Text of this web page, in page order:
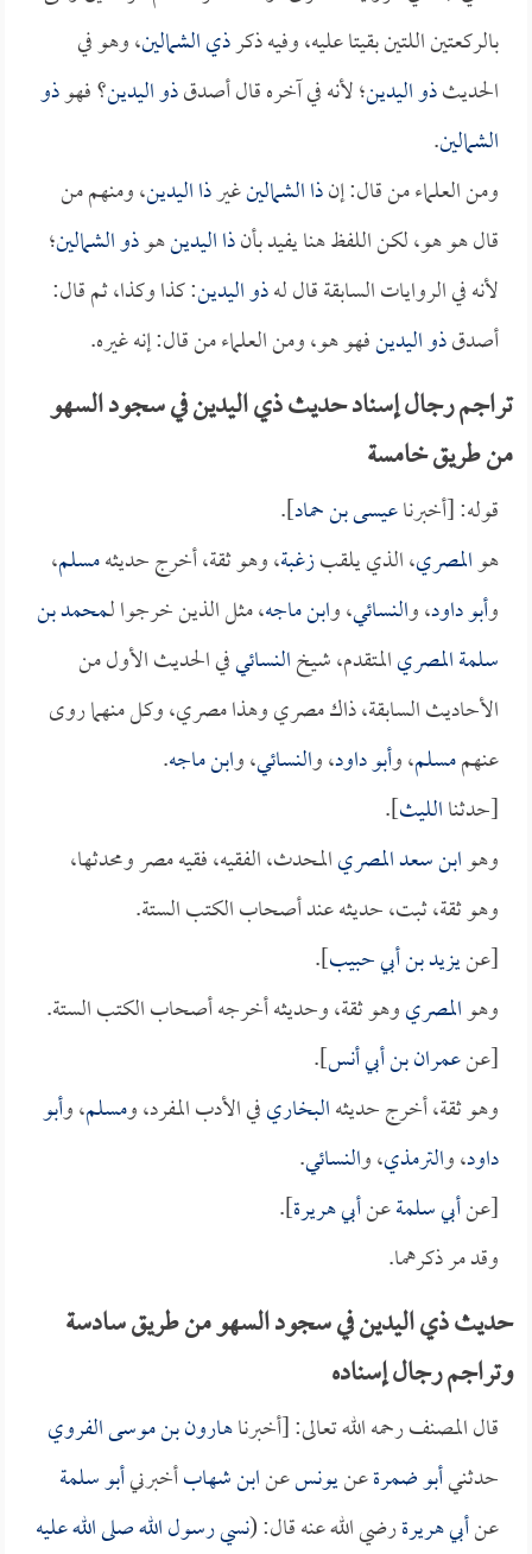
بالركعتين اللتين بقيتا عليه، وفيه ذكرذي الشمالين، وهو في
الحديثذو اليدين؛ لأنه في آخره قال أصدقذو اليدين؟ فهوذو
الشمالين.
ومن العلماء من قال: إنذا الشمالينغيرذا اليدين، ومنهم من
قال هو هو، لكن اللفظ هنا يفيد بأنذا اليدينهوذو الشمالين؛
لأنه في الروايات السابقة قال لهذو اليدين: كذا وكذا، ثم قال:
أصدقذو اليدينفهو هو، ومن العلماء من قال: إنه غيره.
تراجم رجال إسناد حديث ذي اليدين في سجود السهو
من طريق خامسة
قوله: [أخبرناعيسى بن حماد].
هوالمصري، الذي يلقبزغبة، وهو ثقة، أخرج حديثهمسلم،
وأبو داود، والنسائي، وابن ماجه، مثل الذين خرجوا لـمحمد بن
سلمة المصريالمتقدم، شيخالنسائيفي الحديث الأول من
الأحاديث السابقة، ذاك مصري وهذا مصري، وكل منهما روى
عنهممسلم، وأبو داود، والنسائي، وابن ماجه.
[حدثناالليث].
وهوابن سعد المصريالمحدث، الفقيه، فقيه مصر ومحدثها،
وهو ثقة، ثبت، حديثه عند أصحاب الكتب الستة.
[عنيزيد بن أبي حبيب].
وهوالمصريوهو ثقة، وحديثه أخرجه أصحاب الكتب الستة.
[عنعمران بن أبي أنس].
وهو ثقة، أخرج حديثهالبخاريفي الأدب المفرد، ومسلم، وأبو
داود، والترمذي، والنسائي.
[عنأبي سلمةعنأبي هريرة].
وقد مر ذكرهما.
حديث ذي اليدين في سجود السهو من طريق سادسة
وتراجم رجال إسناده
قال المصنف رحمه الله تعالى: [أخبرناهارون بن موسى الفروي
حدثنيأبو ضمرةعنيونسعنابن شهابأخبرنيأبو سلمة
عنأبي هريرةرضي الله عنه قال: (نسي رسول الله صلى الله عليه